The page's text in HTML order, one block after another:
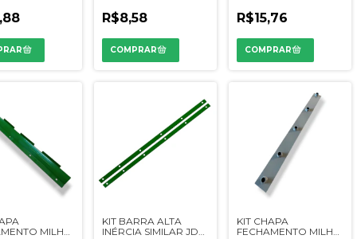
R$8,58 R$15,76
MILHO
KIT BARRA ALTA
INÉRCIA SIMILAR JD
KIT CHAPA
FECHAMENTO MILHO